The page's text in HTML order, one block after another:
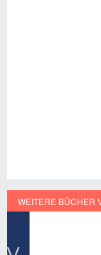
WEITERE BÜCHER